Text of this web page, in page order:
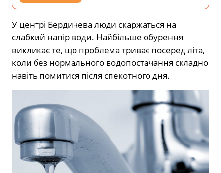
У центрі Бердичева люди скаржаться на
слабкий напір води. Найбільше обурення
викликає те, що проблема триває посеред літа,
коли без нормального водопостачання складно
навіть помитися після спекотного дня.